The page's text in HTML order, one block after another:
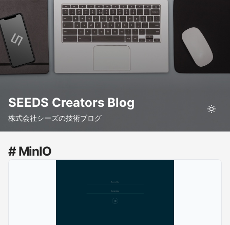
SEEDS Creators Blog
株式会社シーズの技術ブログ
# MinIO